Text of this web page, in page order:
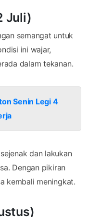
Juli)
semangat untuk
ini wajar,
dalam tekanan.
Senin Legi 4
dan lakukan
Dengan pikiran
kembali meningkat.